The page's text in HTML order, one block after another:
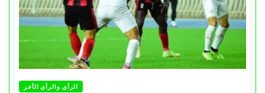
الرأي والرأي الأخر